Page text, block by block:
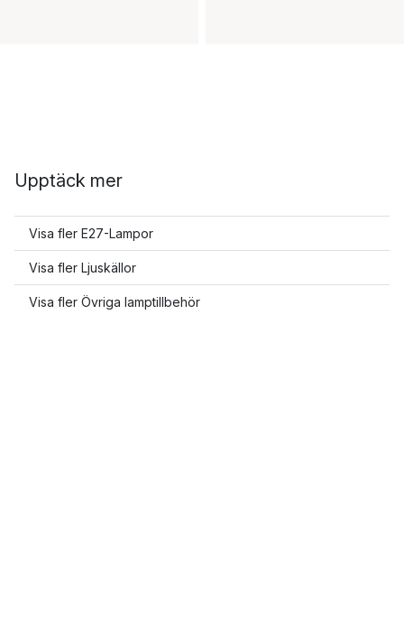
Upptäck mer
Visa fler E27-Lampor
Visa fler Ljuskällor
Visa fler Övriga lamptillbehör